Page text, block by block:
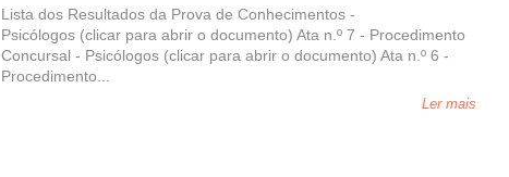
Lista dos Resultados da Prova de Conhecimentos -
Psicólogos (clicar para abrir o documento) Ata n.º 7 - Procedimento
Concursal - Psicólogos (clicar para abrir o documento) Ata n.º 6 -
Procedimento...
Ler mais